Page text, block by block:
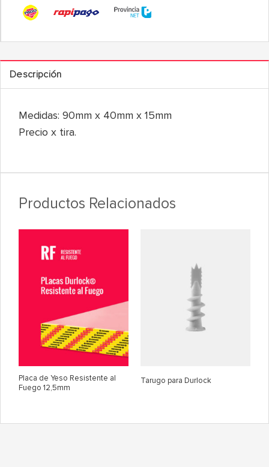
Descripción
Medidas: 90mm x 40mm x 15mm
Precio x tira.
Productos Relacionados
Placa de Yeso Resistente al
Fuego 12,5mm
Tarugo para Durlock